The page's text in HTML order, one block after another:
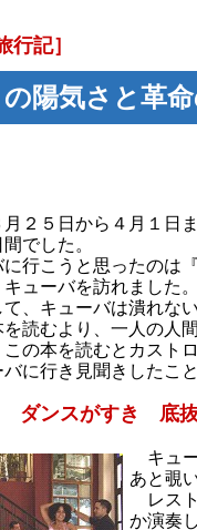
行記］
陽気さと革
２５日から４月１日
でした。
行こうと思ったのは
キューバを訪れました
、キューバは潰れな
を読むより、一人の人
この本を読むとカスト
に行き見聞きしたこ
ンスがすき 底抜
キュー
あと覗
レスト
か演奏